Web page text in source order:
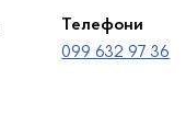
Телефони
099 632 97 36